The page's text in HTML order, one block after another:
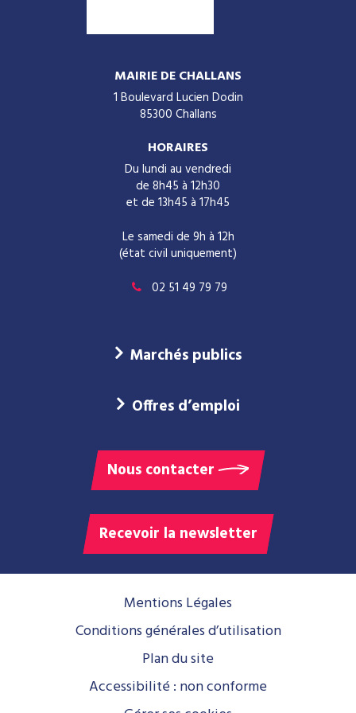
MAIRIE DE CHALLANS
1 Boulevard Lucien Dodin
85300 Challans
HORAIRES
Du lundi au vendredi
de 8h45 à 12h30
et de 13h45 à 17h45
Le samedi de 9h à 12h
(état civil uniquement)
02 51 49 79 79
Marchés publics
Offres d’emploi
Nous contacter
Recevoir la newsletter
Mentions Légales
Conditions générales d’utilisation
Plan du site
Accessibilité : non conforme